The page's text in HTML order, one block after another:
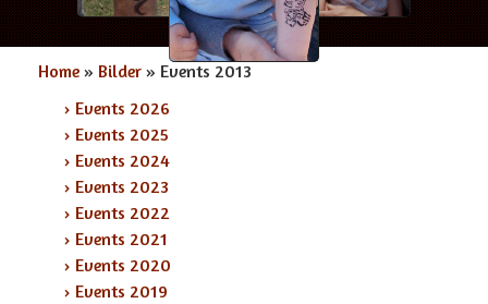
Home » Bilder » Events 2013
› Events 2026
› Events 2025
› Events 2024
› Events 2023
› Events 2022
› Events 2021
› Events 2020
› Events 2019